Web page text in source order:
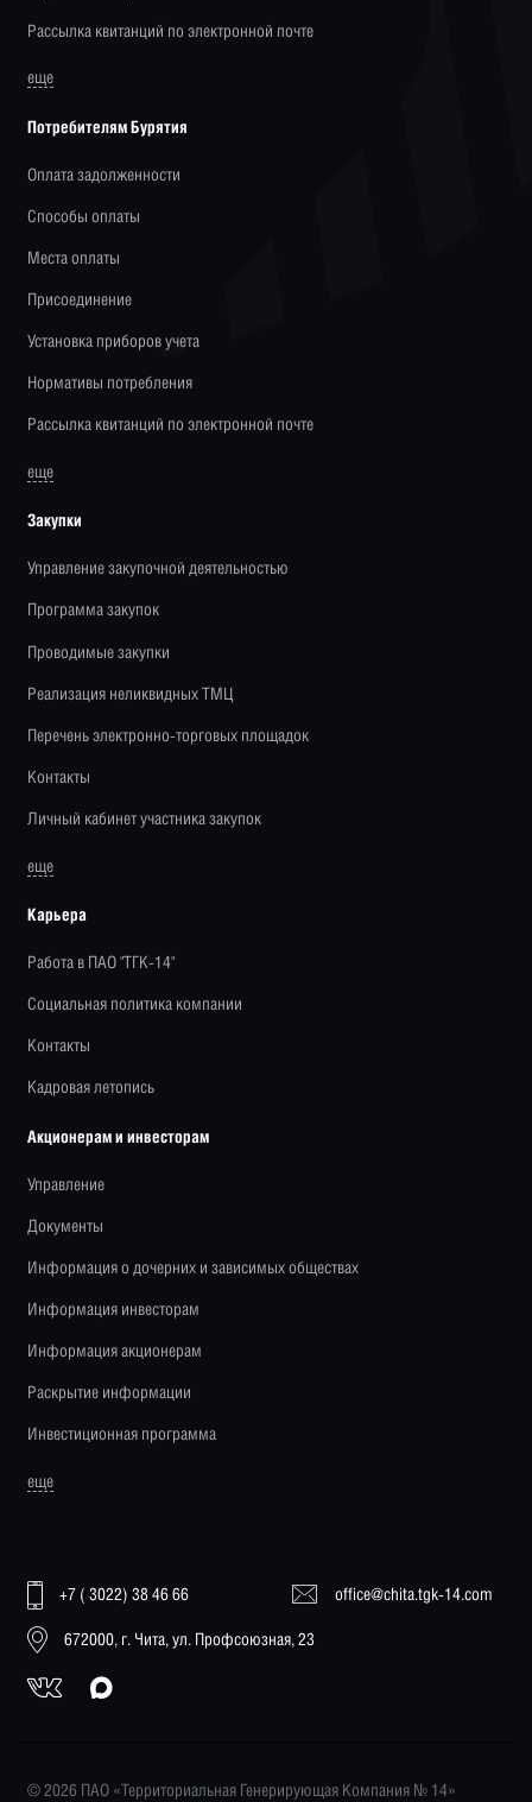
Рассылка квитанций по электронной почте
еще
Потребителям Бурятия
Оплата задолженности
Способы оплаты
Места оплаты
Присоединение
Установка приборов учета
Нормативы потребления
Рассылка квитанций по электронной почте
еще
Закупки
Управление закупочной деятельностью
Программа закупок
Проводимые закупки
Реализация неликвидных ТМЦ
Перечень электронно-торговых площадок
Контакты
Личный кабинет участника закупок
еще
Карьера
Работа в ПАО "ТГК-14"
Социальная политика компании
Контакты
Кадровая летопись
Акционерам и инвесторам
Управление
Документы
Информация о дочерних и зависимых обществах
Информация инвесторам
Информация акционерам
Раскрытие информации
Инвестиционная программа
еще
+7 ( 3022) 38 46 66 office@chita.tgk-14.com
672000, г. Чита, ул. Профсоюзная, 23
© 2026 ПАО «Территориальная Генерирующая Компания № 14»